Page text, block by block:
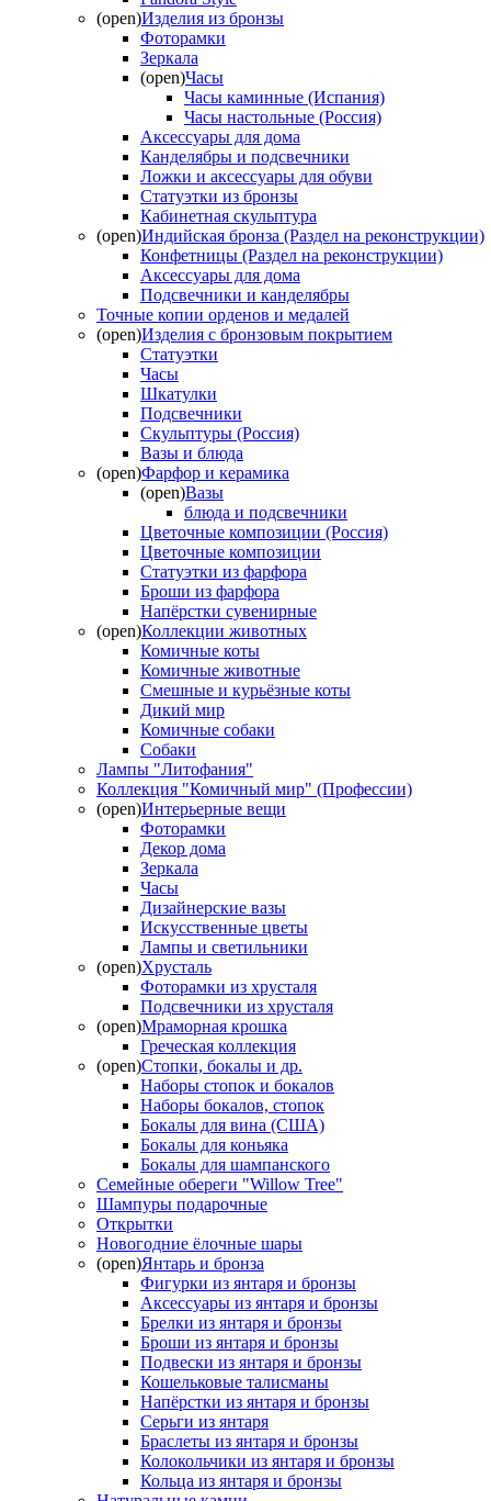
(open)Изделия из бронзы
Фоторамки
Зеркала
(open)Часы
Часы каминные (Испания)
Часы настольные (Россия)
Аксессуары для дома
Канделябры и подсвечники
Ложки и аксессуары для обуви
Статуэтки из бронзы
Кабинетная скульптура
(open)Индийская бронза (Раздел на реконструкции)
Конфетницы (Раздел на реконструкции)
Аксессуары для дома
Подсвечники и канделябры
Точные копии орденов и медалей
(open)Изделия с бронзовым покрытием
Статуэтки
Часы
Шкатулки
Подсвечники
Скульптуры (Россия)
Вазы и блюда
(open)Фарфор и керамика
(open)Вазы
блюда и подсвечники
Цветочные композиции (Россия)
Цветочные композиции
Статуэтки из фарфора
Броши из фарфора
Напёрстки сувенирные
(open)Коллекции животных
Комичные коты
Комичные животные
Смешные и курьёзные коты
Дикий мир
Комичные собаки
Собаки
Лампы "Литофания"
Коллекция "Комичный мир" (Профессии)
(open)Интерьерные вещи
Фоторамки
Декор дома
Зеркала
Часы
Дизайнерские вазы
Искусственные цветы
Лампы и светильники
(open)Хрусталь
Фоторамки из хрусталя
Подсвечники из хрусталя
(open)Мраморная крошка
Греческая коллекция
(open)Стопки, бокалы и др.
Наборы стопок и бокалов
Наборы бокалов, стопок
Бокалы для вина (США)
Бокалы для коньяка
Бокалы для шампанского
Семейные обереги "Willow Tree"
Шампуры подарочные
Открытки
Новогодние ёлочные шары
(open)Янтарь и бронза
Фигурки из янтаря и бронзы
Аксессуары из янтаря и бронзы
Брелки из янтаря и бронзы
Броши из янтаря и бронзы
Подвески из янтаря и бронзы
Кошельковые талисманы
Напёрстки из янтаря и бронзы
Серьги из янтаря
Браслеты из янтаря и бронзы
Колокольчики из янтаря и бронзы
Кольца из янтаря и бронзы